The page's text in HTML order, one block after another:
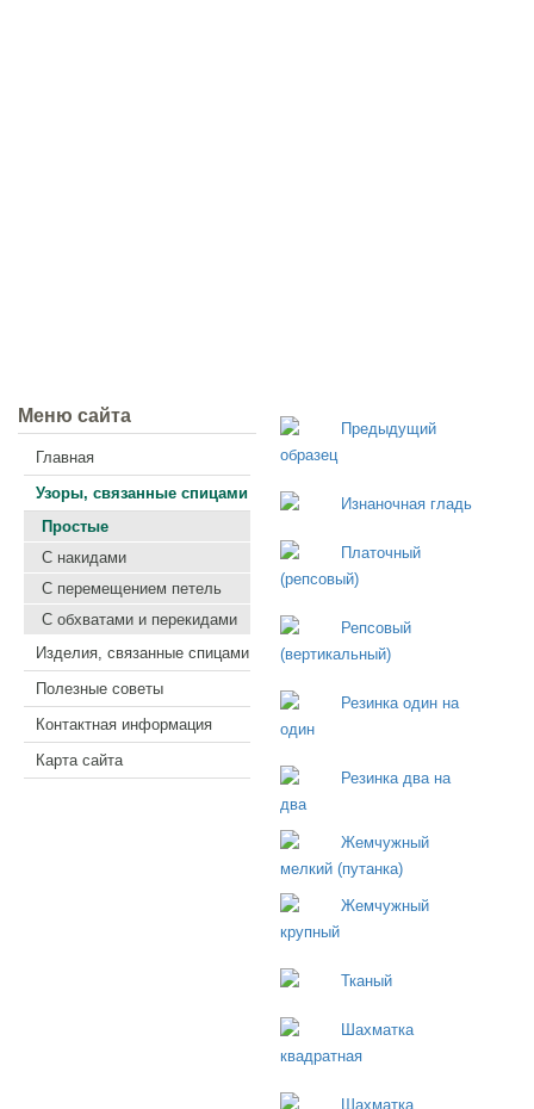
Меню сайта
Главная
Узоры, связанные спицами
Простые
С накидами
С перемещением петель
С обхватами и перекидами
Изделия, связанные спицами
Полезные советы
Контактная информация
Карта сайта